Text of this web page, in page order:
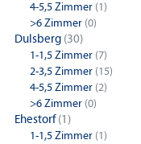
4-5,5 Zimmer (1)
>6 Zimmer (0)
Dulsberg (30)
1-1,5 Zimmer (7)
2-3,5 Zimmer (15)
4-5,5 Zimmer (2)
>6 Zimmer (0)
Ehestorf(1)
1-1,5 Zimmer (1)